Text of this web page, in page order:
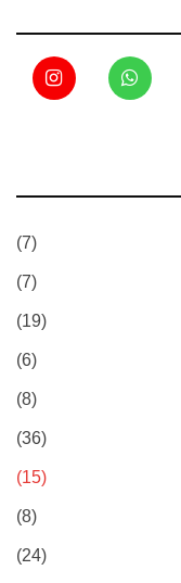
(7)
(7)
(19)
(6)
(8)
(36)
(15)
(8)
(24)